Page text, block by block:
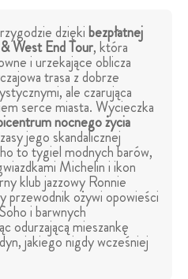
dziękibezpłatnej
West End Tour, która
i urzekające oblicza
trasa z dobrze
ale czarująca
serce miasta. Wycieczka
nocnego życia
jego skandalicznej
to tygiel modnych barów,
Michelin i ikon
klub jazzowy Ronnie
przewodnik ożywi opowieści
i barwnych
odurzającą mieszankę
jakiego nigdy wcześniej